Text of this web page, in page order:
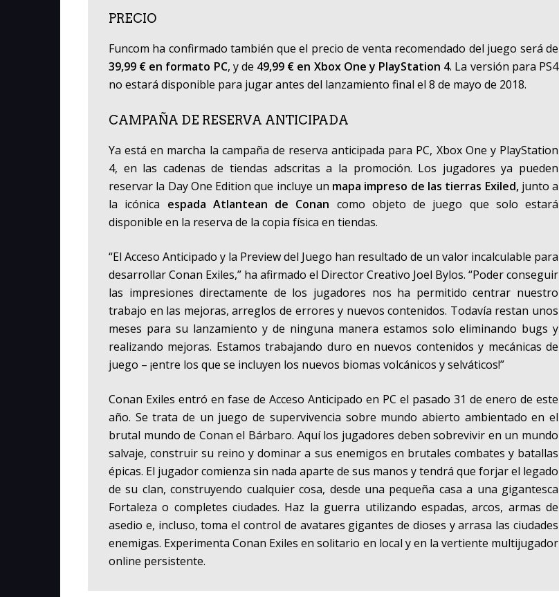
PRECIO
Funcom ha confirmado también que el precio de venta recomendado del juego será de
39,99 € en formato PC, y de 49,99 € en Xbox One y PlayStation 4. La versión para PS4
no estará disponible para jugar antes del lanzamiento final el 8 de mayo de 2018.
CAMPAÑA DE RESERVA ANTICIPADA
Ya está en marcha la campaña de reserva anticipada para PC, Xbox One y PlayStation
4, en las cadenas de tiendas adscritas a la promoción. Los jugadores ya pueden
reservar la Day One Editionque incluye un mapa impreso de las tierras Exiled,junto a
la icónica espada Atlantean de Conan como objeto de juego que solo estará
disponible en la reserva de la copia física en tiendas.
“El Acceso Anticipado y la Preview del Juego han resultado de un valor incalculable para
desarrollarConan Exiles,” ha afirmado el Director Creativo Joel Bylos. “Poder conseguir
las impresiones directamente de los jugadores nos ha permitido centrar nuestro
trabajo en las mejoras, arreglos de errores y nuevos contenidos. Todavía restan unos
meses para su lanzamiento y de ninguna manera estamos solo eliminando bugs y
realizando mejoras. Estamos trabajando duro en nuevos contenidos y mecánicas de
juego – ¡entre los que se incluyen los nuevos biomas volcánicos y selváticos!”
Conan Exiles entró en fase de Acceso Anticipado en PC el pasado 31 de enero de este
año. Se trata de un juego de supervivencia sobre mundo abierto ambientado en el
brutal mundo de Conan el Bárbaro. Aquí los jugadores deben sobrevivir en un mundo
salvaje, construir su reino y dominar a sus enemigos en brutales combates y batallas
épicas. El jugador comienza sin nada aparte de sus manos y tendrá que forjar el legado
de su clan, construyendo cualquier cosa, desde una pequeña casa a una gigantesca
Fortaleza o completes ciudades. Haz la guerra utilizando espadas, arcos, armas de
asedio e, incluso, toma el control de avatares gigantes de dioses y arrasa las ciudades
enemigas. ExperimentaConan Exiles en solitario en local y en la vertiente multijugador
online persistente.